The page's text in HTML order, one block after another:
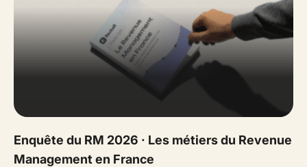
Enquête du RM 2026 · Les métiers du Revenue
Management en France